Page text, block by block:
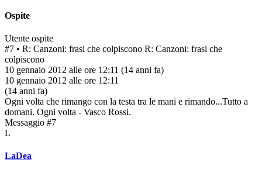
Ospite
Utente ospite
#7 • R: Canzoni: frasi che colpiscono R: Canzoni: frasi che
colpiscono
10 gennaio 2012 alle ore 12:11 (14 anni fa)
10 gennaio 2012 alle ore 12:11
(14 anni fa)
Ogni volta che rimango con la testa tra le mani e rimando...Tutto a
domani. Ogni volta - Vasco Rossi.
Messaggio #7
L
LaDea